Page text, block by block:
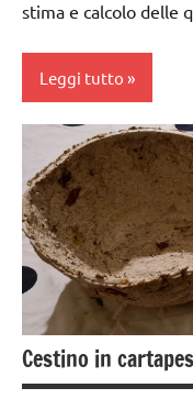
anni
EDUCAZIONE
COSMICA
esercizi
preliminari
e
movimenti
elementari
Estate
GUIDA
DIDATTICA
stima e calcolo delle
Leggi tutto
classi
1a-5a
dai
3 ai
6
anni
dai
6
anni
Cestino in